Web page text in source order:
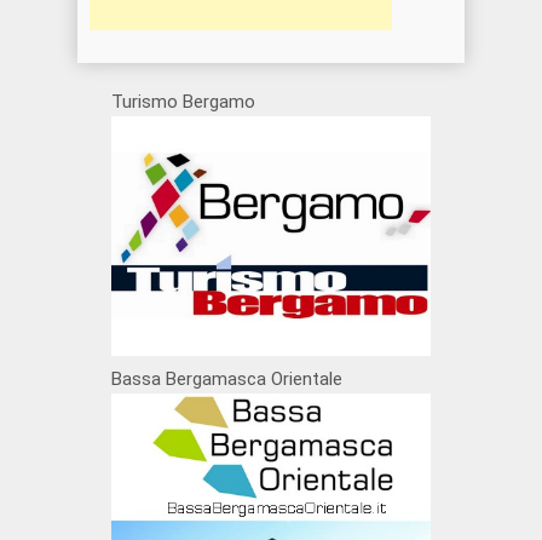
Turismo Bergamo
Bassa Bergamasca Orientale